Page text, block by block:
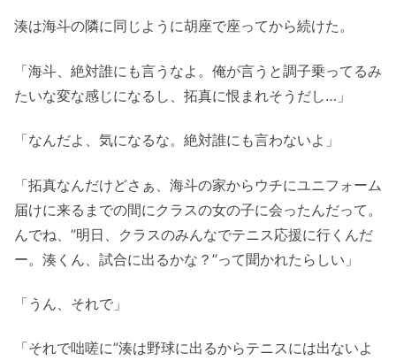
湊は海斗の隣に同じように胡座で座ってから続けた。
「海斗、絶対誰にも言うなよ。俺が言うと調子乗ってるみ
たいな変な感じになるし、拓真に恨まれそうだし…」
「なんだよ、気になるな。絶対誰にも言わないよ」
「拓真なんだけどさぁ、海斗の家からウチにユニフォーム
届けに来るまでの間にクラスの女の子に会ったんだって。
んでね、”明日、クラスのみんなでテニス応援に行くんだ
ー。湊くん、試合に出るかな？”って聞かれたらしい」
「うん、それで」
「それで咄嗟に”湊は野球に出るからテニスには出ないよ